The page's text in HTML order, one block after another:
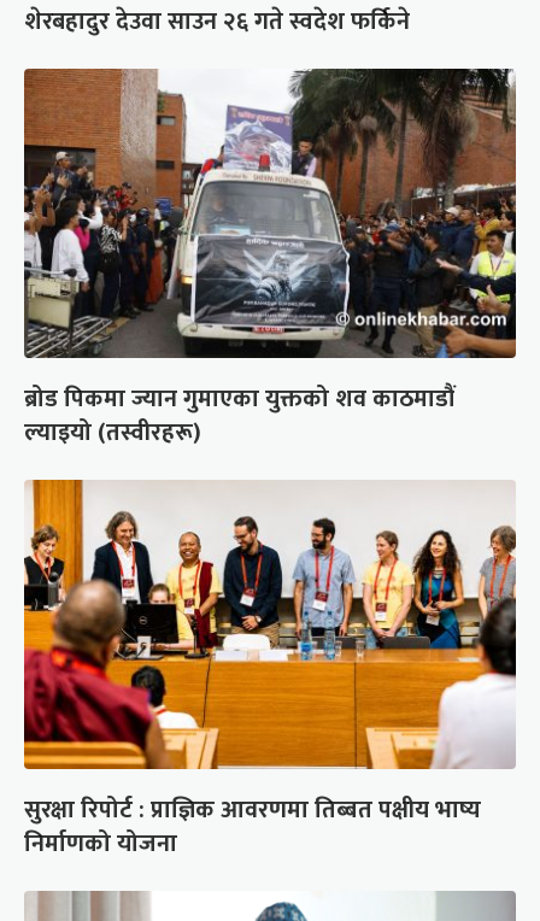
शेरबहादुर देउवा साउन २६ गते स्वदेश फर्किने
ब्रोड पिकमा ज्यान गुमाएका युक्तको शव काठमाडौं
ल्याइयो (तस्वीरहरू)
सुरक्षा रिपोर्ट : प्राज्ञिक आवरणमा तिब्बत पक्षीय भाष्य
निर्माणको योजना